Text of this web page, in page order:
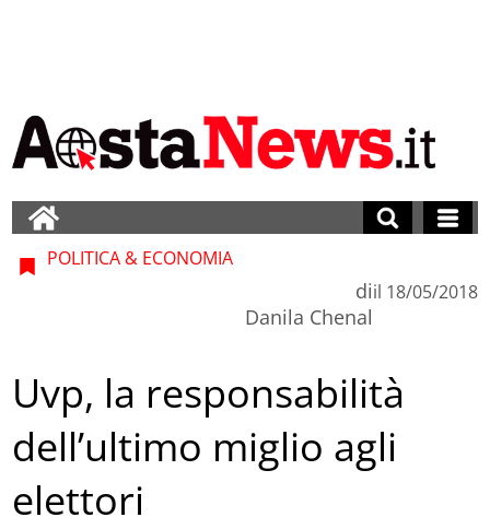
POLITICA & ECONOMIA
di
Danila Chenal
il 18/05/2018
Uvp, la responsabilità
dell’ultimo miglio agli
elettori